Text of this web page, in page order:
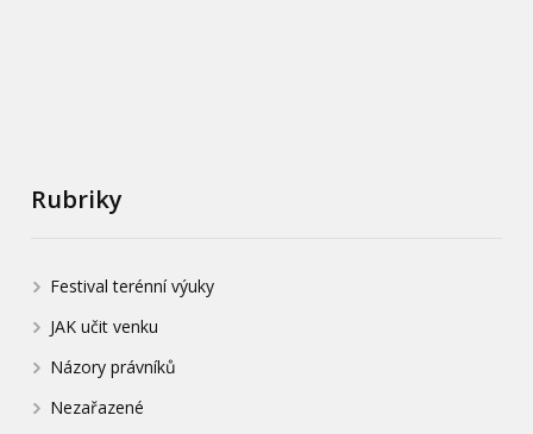
Rubriky
Festival terénní výuky
JAK učit venku
Názory právníků
Nezařazené